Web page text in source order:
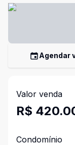
Agendar
Valor venda
R$
Condomínio